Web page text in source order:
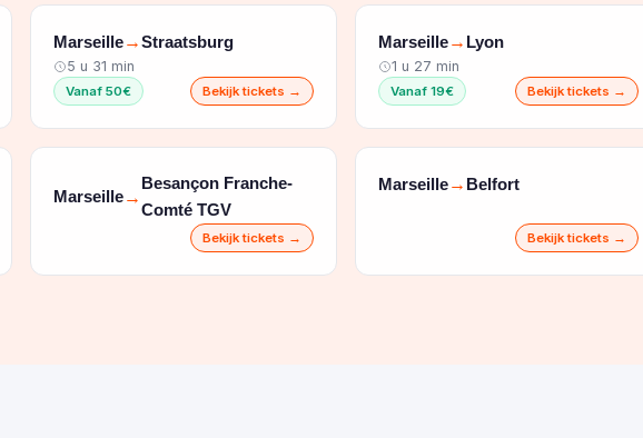
Marseille→Straatsburg
5 u 31 min
Vanaf 50€ Bekijk tickets →
Marseille→ Lyon
1 u 27 min
Vanaf 19€ Bekijk tickets →
Marseille→
Besançon Franche-
Comté TGV
Bekijk tickets →
Marseille→ Belfort
Bekijk tickets →